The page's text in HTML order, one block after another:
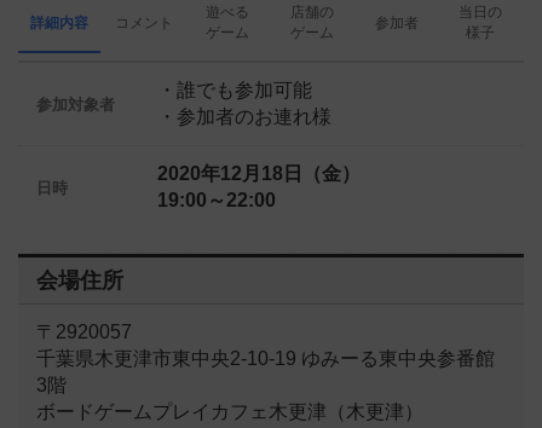
詳細内容 コメント
遊べる
ゲーム
店舗の
ゲーム
参加者
当日の
様子
参加対象者
・誰でも参加可能
・参加者のお連れ様
日時
2020年12月18日（金）
19:00～22:00
会場住所
〒2920057
千葉県木更津市東中央2-10-19 ゆみーる東中央参番館
3階
ボードゲームプレイカフェ木更津（木更津）